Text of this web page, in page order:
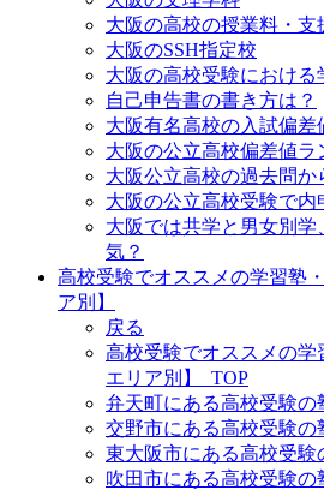
大阪の高校の授業料・支
大阪のSSH指定校
大阪の高校受験における
自己申告書の書き方は？
大阪有名高校の入試偏差
大阪の公立高校偏差値ラ
大阪公立高校の過去問
大阪の公立高校受験で内
大阪では共学と男女別学
気？
高校受験でオススメの学習塾
ア別】
戻る
高校受験でオススメの
エリア別】_TOP
弁天町にある高校受験の
交野市にある高校受験の
東大阪市にある高校受験
吹田市にある高校受験の